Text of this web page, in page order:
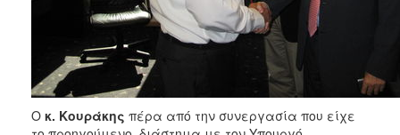
Ο κ. Κουράκης πέρα από την συνεργασία που είχε